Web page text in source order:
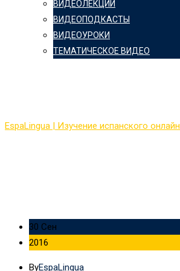
ВИДЕОЛЕКЦИИ
ВИДЕОПОДКАСТЫ
ВИДЕОУРОКИ
ТЕМАТИЧЕСКОЕ ВИДЕО
EspaLingua | Изучение испанского онлайн
30 Сен
2016
ByEspaLingua